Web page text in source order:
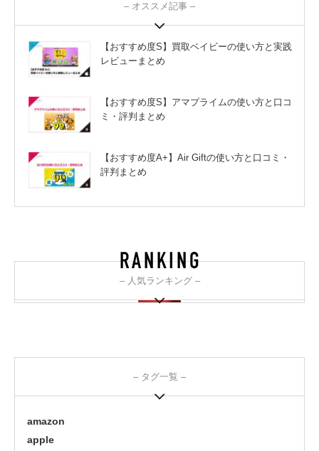
– オススメ記事 –
【おすすめ度S】買取ベイビーの使い方と実践
レビューまとめ
【おすすめ度S】アマプライムの使い方と口コ
ミ・評判まとめ
【おすすめ度A+】Air Giftの使い方と口コミ・
評判まとめ
– 人気ランキング –
– タグ一覧 –
amazon
apple